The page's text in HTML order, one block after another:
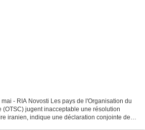
- RIA Novosti Les pays de l'Organisation du
(OTSC) jugent inacceptable une résolution
iranien, indique une déclaration conjointe des